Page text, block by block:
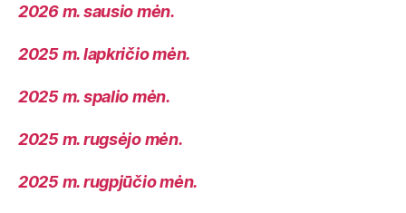
2026 m. sausio mėn.
2025 m. lapkričio mėn.
2025 m. spalio mėn.
2025 m. rugsėjo mėn.
2025 m. rugpjūčio mėn.